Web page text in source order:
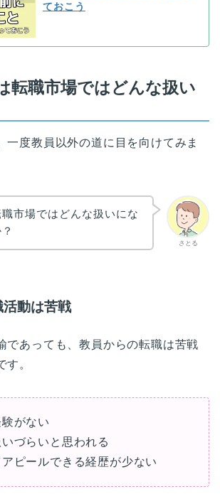
ておこう
転職市場ではどんな扱い
一度教員以外の道に目を向けてみま
さとる
市場ではどんな扱いにな
動は苦戦
であっても、教員からの転職は苦戦
す。
験がない
いづらいと思われる
アピールできる経歴が少ない